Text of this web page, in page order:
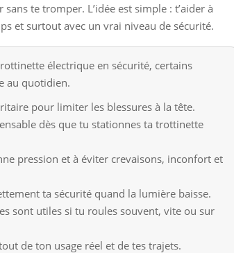
te tromper. L’idée est simple : t’aider à
et surtout avec un vrai niveau de sécurité.
électrique en sécurité, certains
au quotidien.
pour limiter les blessures à la tête.
dès que tu stationnes ta trottinette
pression et à éviter crevaisons, inconfort et
ta sécurité quand la lumière baisse.
sont utiles si tu roules souvent, vite ou sur
de ton usage réel et de tes trajets.